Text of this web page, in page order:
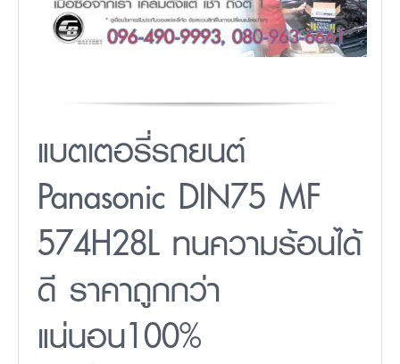
แบตเตอรี่รถยนต์
Panasonic DIN75 MF
574H28L ทนความร้อนได้
ดี ราคาถูกกว่า
แน่นอน100%